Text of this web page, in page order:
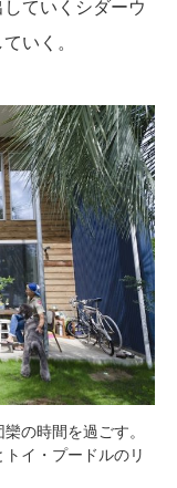
ていくシダーウ
いく。
の時間を過ごす。
イ・プードルのリ